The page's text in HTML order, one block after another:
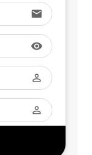
email
visibility
perm_identity
perm_identity